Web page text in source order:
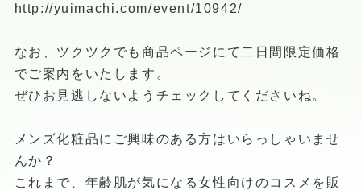
http://yuimachi.com/event/10942/
なお、ツクツクでも商品ページにて二日間限定価格
でご案内をいたします。
ぜひお見逃しないようチェックしてくださいね。
メンズ化粧品にご興味のある方はいらっしゃいませ
んか？
これまで、年齢肌が気になる女性向けのコスメを販